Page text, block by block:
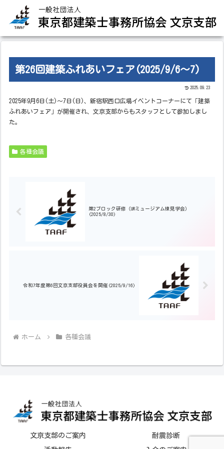
第26回建築ふれあいフェア(2025/9/6～7)
2025.09.23
2025年9月6日(土)～7日(日)、新宿駅西口広場イベントコーナーにて「建築
ふれあいフェア」が開催され、文京支部からもスタッフとして参加しまし
た。
各種会議
第2ブロック研修（URミュージアム棟見学会）
(2025/8/30)
令和7年度第6回文京支部役員会を開催(2025/9/16)
ホーム 各種会議
文京支部のご案内 耐震診断